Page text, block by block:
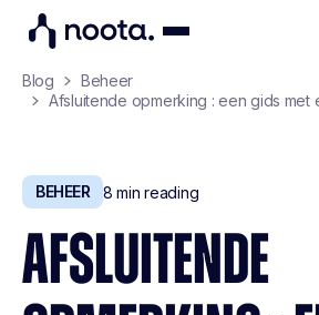
Blog
Beheer
Afsluitende opmerking : een gids met
BEHEER 8 min reading
AFSLUITENDE